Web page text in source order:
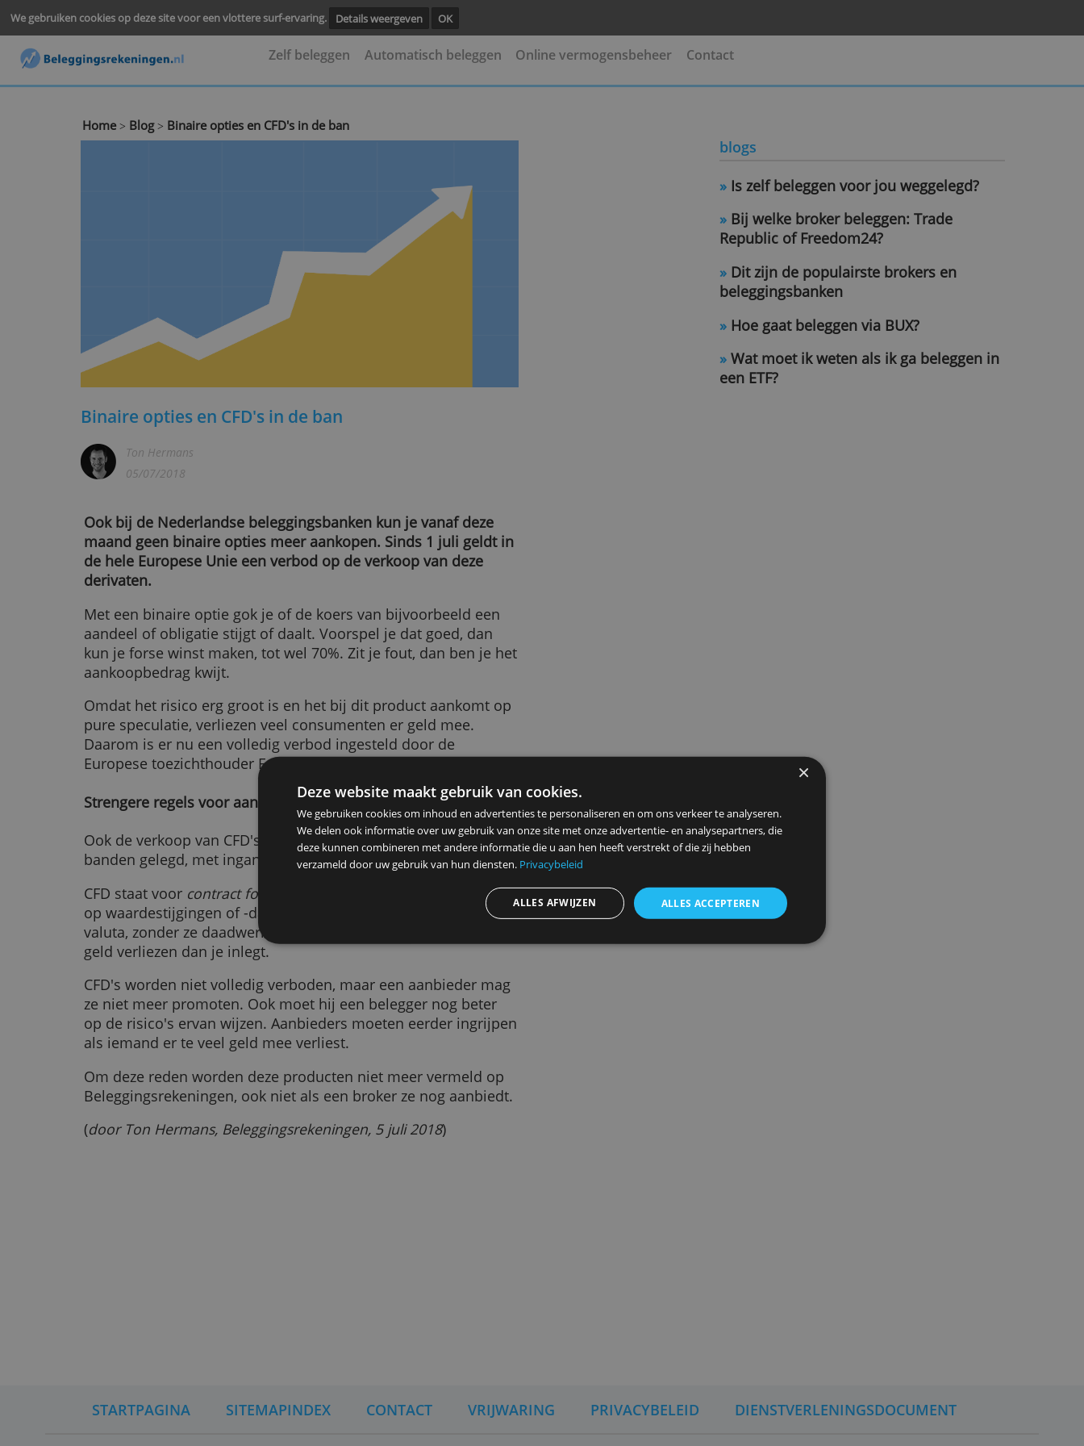
We gebruiken cookies op deze site voor een vlottere surf-ervaring. Details weergeven
Zelf beleggen Automatisch beleggen Online vermogensbeheer
Home>Blog>Binaire opties en CFD's in de ban
Binaire opties en CFD's in de ban
Ton Hermans
05/07/2018
Ook bij de Nederlandse beleggingsbanken kun je vanaf deze
maand geen binaire opties meer aankopen. Sinds 1 juli geldt in
de hele Europese Unie een verbod op de verkoop van deze
derivaten.
Met een binaire optie gok je of de koers van bijvoorbeeld een
aandeel of obligatie stijgt of daalt. Voorspel je dat goed, dan
kun je forse winst maken, tot wel 70%. Zit je fout, dan ben je het
aankoopbedrag kwijt.
Omdat het risico erg groot is en het bij dit product aankomt op
pure speculatie, verliezen veel consumenten er geld mee.
Daarom is er nu een volledig verbod ingesteld door de
Europese toezichthouder Esma.
Strengere regels voor aanbieden CFD's
Ook de verkoop van CFD's aan Europese beleggers wordt aan
banden gelegd, met ingang van volgende maand.
CFD staat voorcontract for difference. Ook hiermee speculeer je
op waardestijgingen of -dalingen van bijvoorbeeld aandelen of
valuta, zonder ze daadwerkelijk te kopen. Je kunt zelfs meer
geld verliezen dan je inlegt.
CFD's worden niet volledig verboden, maar een aanbieder mag
ze niet meer promoten. Ook moet hij een belegger nog beter
»Is zelf beleggen voor jou
»Bij welke broker beleggen: Trade
Republic of Freedom24?
beleggingsbanken
»Hoe gaat beleggen via BUX?
Deze website maakt gebruik van cookies.
We gebruiken cookies om inhoud en advertenties te personaliseren en om ons verkeer te analyseren.
We delen ook informatie over uw gebruik van onze site met onze advertentie- en analysepartners, die
verzameld door uw gebruik van hun diensten.